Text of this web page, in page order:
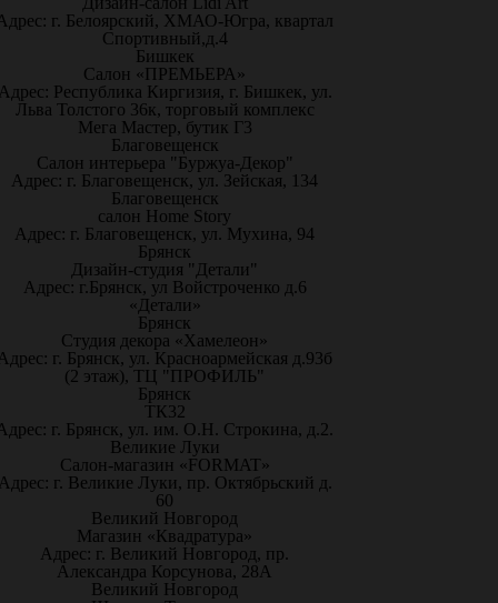
г. Белоярский, ХМАО-Югра, квартал
Спортивный,д.4
Бишкек
Салон «ПРЕМЬЕРА»
Республика Киргизия, г. Бишкек, ул.
Льва Толстого 36к, торговый комплекс
Мега Мастер, бутик Г3
Благовещенск
Салон интерьера "Буржуа-Декор"
Адрес: г. Благовещенск, ул. Зейская, 134
Благовещенск
салон Home Story
Адрес: г. Благовещенск, ул. Мухина, 94
Брянск
Дизайн-студия "Детали"
Адрес: г.Брянск, ул Войстроченко д.6
«Детали»
Брянск
Студия декора «Хамелеон»
г. Брянск, ул. Красноармейская д.93б
(2 этаж), ТЦ "ПРОФИЛЬ"
Брянск
ТК32
г. Брянск, ул. им. О.Н. Строкина, д.2.
Великие Луки
Салон-магазин «FORMAT»
г. Великие Луки, пр. Октябрьский д.
60
Великий Новгород
Магазин «Квадратура»
Адрес: г. Великий Новгород, пр.
Александра Корсунова, 28А
Великий Новгород